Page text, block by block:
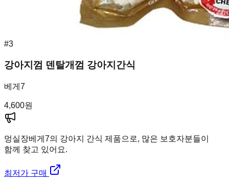
#3
강아지껌 덴탈개껌 강아지간식
베게7
4,600원
멍실장베게7의 강아지 간식 제품으로, 많은 보호자분들이
함께 찾고 있어요.
최저가 구매